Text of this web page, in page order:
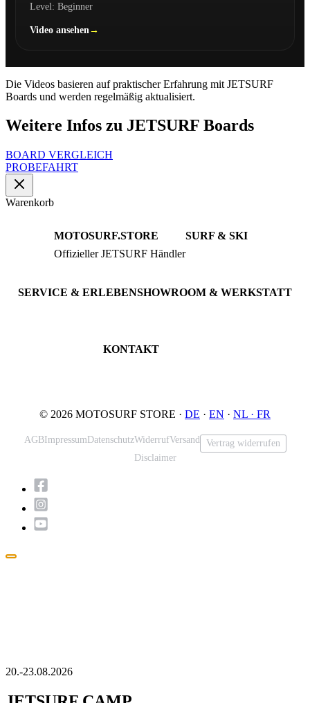
Level: Beginner
Video ansehen
Die Videos basieren auf praktischer Erfahrung mit JETSURF
Boards und werden regelmäßig aktualisiert.
Weitere Infos zu JETSURF Boards
BOARD VERGLEICH
PROBEFAHRT
Warenkorb
MOTOSURF.STORE
Offizieller JETSURF Händler
SURF & SKI
JETSURF Boards
SERVICE & ERLEBENSHOWROOM & WERKSTATT
KONTAKT
© 2026 MOTOSURF STORE · DE · EN · NL · FR
AGBImpressum DatenschutzWiderrufVersand
Vertrag widerrufen
Disclaimer
Popup
20.-23.08.2026